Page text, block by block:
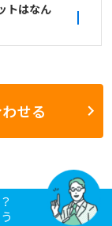
トはなん
せる